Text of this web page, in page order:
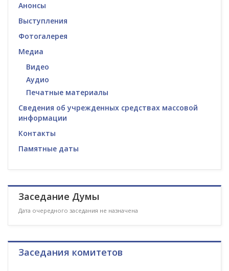
Анонсы
Выступления
Фотогалерея
Медиа
Видео
Аудио
Печатные материалы
Сведения об учрежденных средствах массовой
информации
Контакты
Памятные даты
Заседание Думы
Дата очередного заседания не назначена
Заседания комитетов